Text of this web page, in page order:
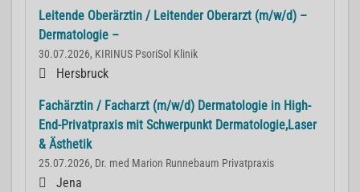
Leitende Oberärztin / Leitender Oberarzt (m/w/d) –
Dermatologie –
30.07.2026, KIRINUS PsoriSol Klinik
Hersbruck
Fachärztin / Facharzt (m/w/d) Dermatologie in High-
End-Privatpraxis mit Schwerpunkt Dermatologie,Laser
& Ästhetik
25.07.2026, Dr. med Marion Runnebaum Privatpraxis
Jena